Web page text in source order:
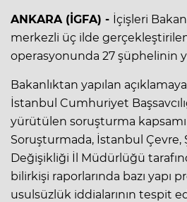
ANKARA (İGFA) - İçişleri
merkezli üç ilde
operasyonunda 27 şüphelinin
Bakanlıktan yapılan
İstanbul Cumhuriyet
yürütülen soruşturma
Soruşturmada, İstanbul Çevre,
Değişikliği İl Müdürlüğü
bilirkişi raporlarında bazı yapı
usulsüzlük iddialarının tespit